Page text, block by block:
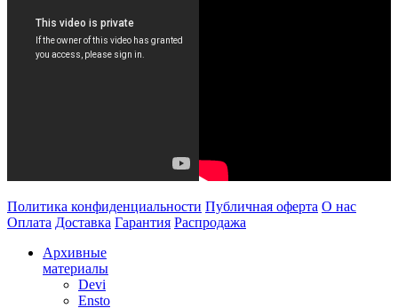
Политика конфиденциальности Публичная оферта О нас
Оплата Доставка Гарантия Распродажа
Архивные
материалы
Devi
Ensto